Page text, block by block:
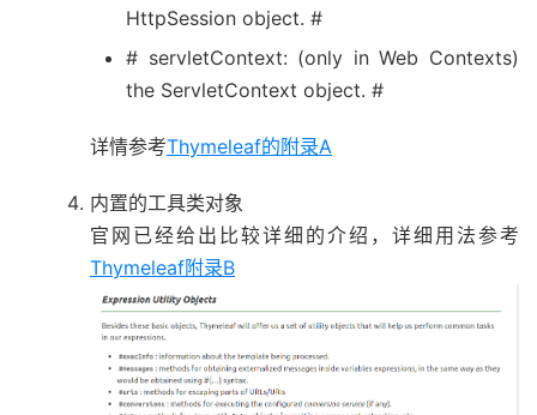
HttpSession object. #
# servletContext: (only in Web Contexts)
the ServletContext object. #
详情参考Thymeleaf的附录A
内置的工具类对象
官网已经给出比较详细的介绍，详细用法参考
Thymeleaf附录B